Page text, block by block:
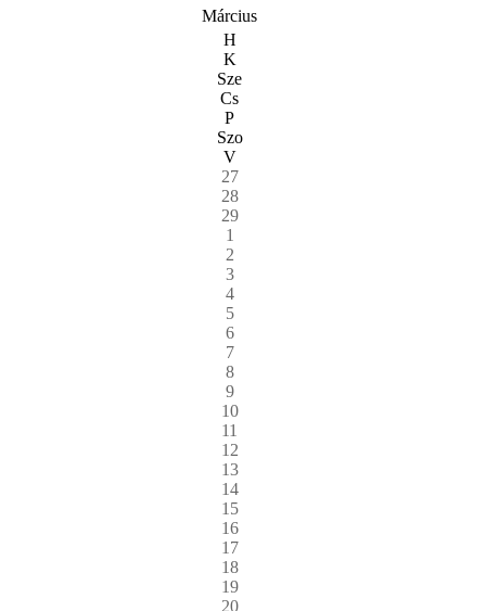
Március
H
K
Sze
Cs
P
Szo
V
27
28
29
1
2
3
4
5
6
7
8
9
10
11
12
13
14
15
16
17
18
19
20